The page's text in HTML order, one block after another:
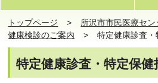
トップページ
所沢市市民医療セン
健康検診のご案内
特定健康診査
特定健康診査・特定保健